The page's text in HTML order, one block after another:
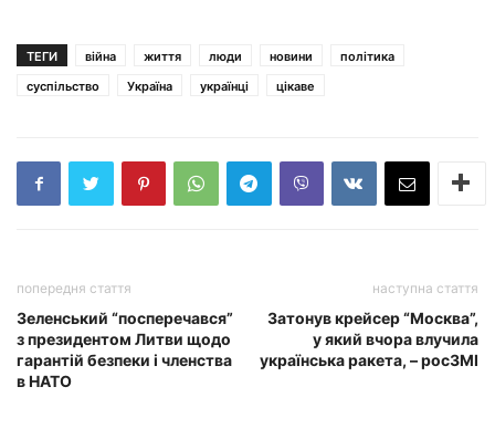
ТЕГИ війна життя люди новини
політика
суспільство
Україна українці цікаве
попередня стаття
Зеленський “посперечався”
з президентом Литви щодо
гарантій безпеки і членства
в НАТО
наступна стаття
Затонув крейсер “Москва”,
у який вчора влучила
українська ракета, – росЗМІ